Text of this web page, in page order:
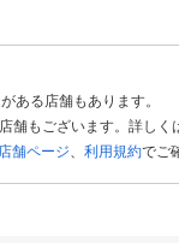
ある店舗もあります。
もございます。詳し
舗ページ 利用規約でご